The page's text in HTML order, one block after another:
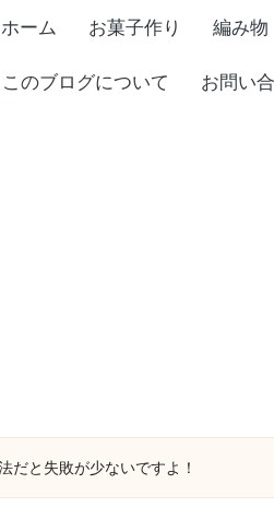
ホーム お菓子作り 編み物
このブログについて お問い
だと失敗が少ないですよ！